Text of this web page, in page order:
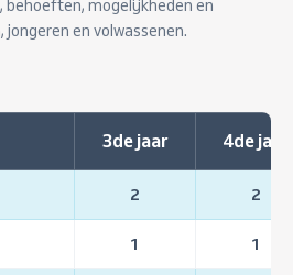
behoeften, mogelijkheden en
en volwassenen.
3de jaar 4de jaar
2 2
1 1